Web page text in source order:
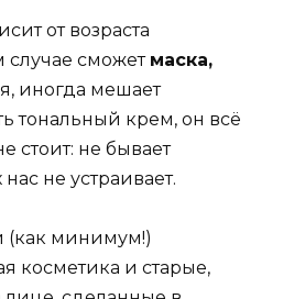
от возраста
сможет маска,
иногда мешает
тональный крем, он всё
стоит: не бывает
не устраивает.
(как минимум!)
косметика и старые,